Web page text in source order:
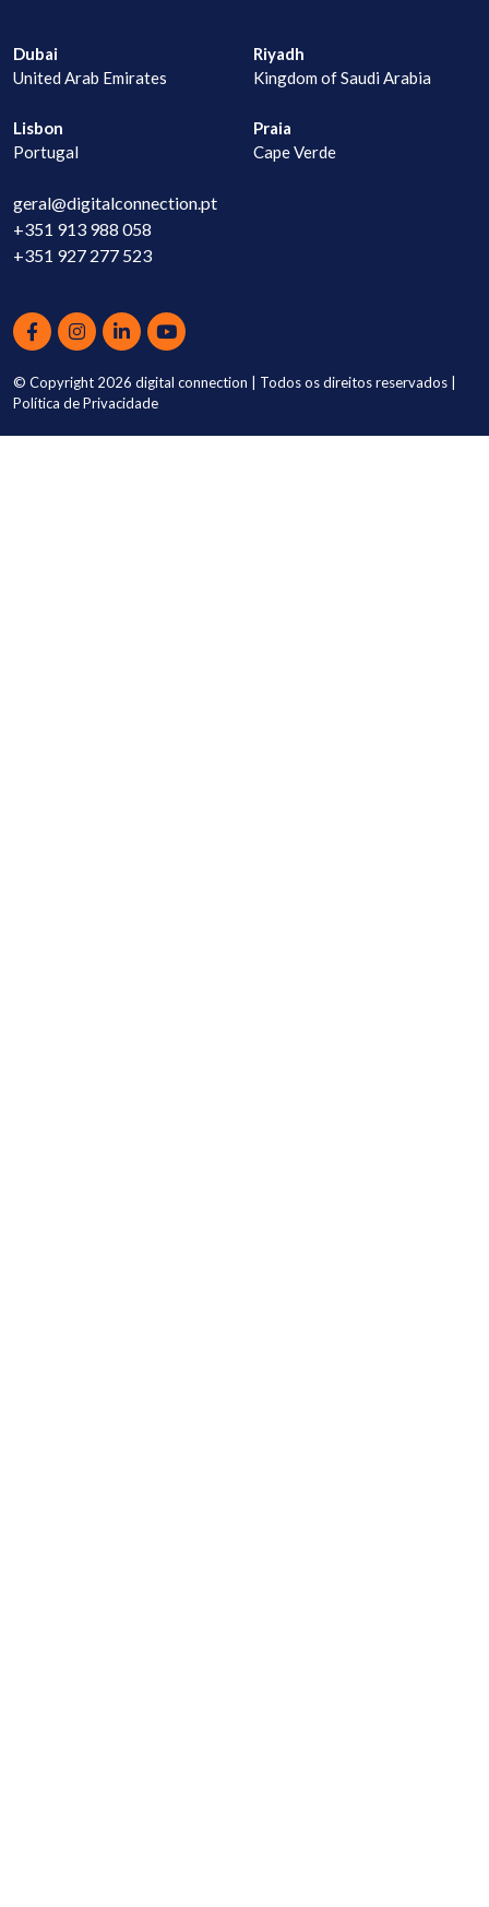
Dubai
United Arab Emirates
Lisbon
Portugal
Riyadh
Kingdom of Saudi Arabia
Praia
Cape Verde
geral@digitalconnection.pt
+351 913 988 058
+351 927 277 523
© Copyright 2026 digital connection | Todos os direitos reservados |
Política de Privacidade